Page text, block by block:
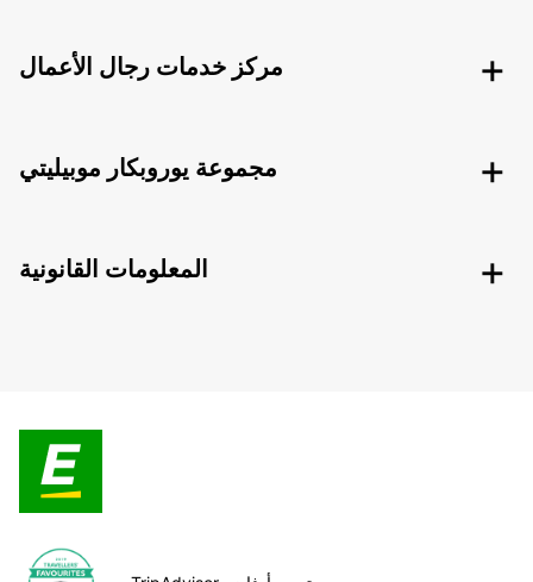
مركز خدمات رجال الأعمال
مجموعة يوروبكار موبيليتي
المعلومات القانونية